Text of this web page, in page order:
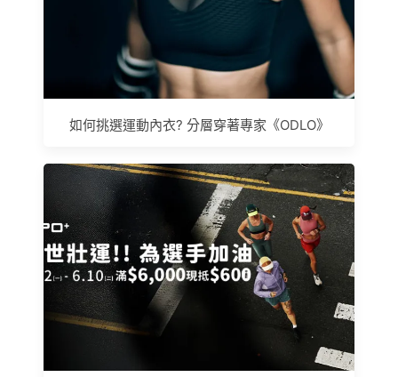
如何挑選運動內衣? 分層穿著專家《ODLO》